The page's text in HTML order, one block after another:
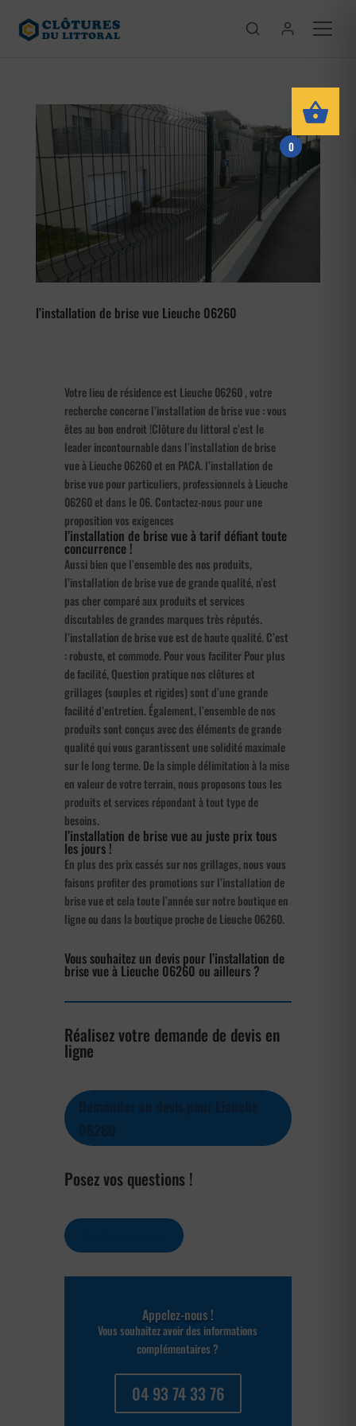
l’installation de brise vue Lieuche 06260
Votre lieu de résidence est Lieuche 06260 , votre
recherche concerne l’installation de brise vue : vous
êtes au bon endroit !Clôture du littoral c’est le
leader incontournable dans l’installation de brise
vue à Lieuche 06260 et en PACA. l’installation de
brise vue pour particuliers, professionnels à Lieuche
06260 et dans le 06. Contactez-nous pour une
proposition vos exigences
l’installation de brise vue à tarif défiant toute
concurrence !
Aussi bien que l’ensemble des nos produits,
l’installation de brise vue de grande qualité, n’est
pas cher comparé aux produits et services
discutables de grandes marques très réputés.
l’installation de brise vue est de haute qualité. C’est
: robuste, et commode. Pour vous faciliter Pour plus
de facilité, Question pratique nos clôtures et
grillages (souples et rigides) sont d’une grande
facilité d’entretien. Également, l’ensemble de nos
produits sont conçus avec des éléments de grande
qualité qui vous garantissent une solidité maximale
sur le long terme. De la simple délimitation à la mise
en valeur de votre terrain, nous proposons tous les
produits et services répondant à tout type de
besoins.
l’installation de brise vue au juste prix tous
les jours !
En plus des prix cassés sur nos grillages, nous vous
faisons profiter des promotions sur l’installation de
brise vue et cela toute l’année sur notre boutique en
ligne ou dans la boutique proche de Lieuche 06260.
Vous souhaitez un devis pour l’installation de
brise vue à Lieuche 06260 ou ailleurs ?
Réalisez votre demande de devis en
ligne
Posez vos questions !
Appelez-nous !
Vous souhaitez avoir des informations
complémentaires ?
04 93 74 33 76
0